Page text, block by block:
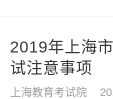
2019年上海
试注意事项
上海教育考试院